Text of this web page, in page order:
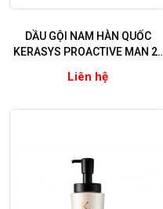
DẦU GỘI NAM HÀN QUỐC
KERASYS PROACTIVE MAN 2-
Liên hệ